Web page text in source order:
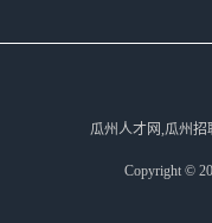
瓜州人才网,瓜州
Copyright ©